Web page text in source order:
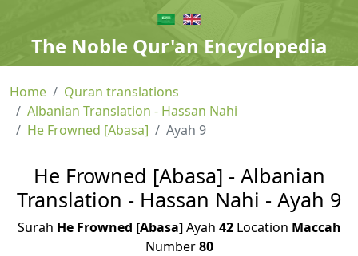
The Noble Qur'an Encyclopedia
Home
Quran translations
Albanian Translation - Hassan Nahi
He Frowned [Abasa]
Ayah 9
He Frowned [Abasa] - Albanian
Translation - Hassan Nahi - Ayah 9
Surah He Frowned [Abasa]Ayah 42Location Maccah
Number80